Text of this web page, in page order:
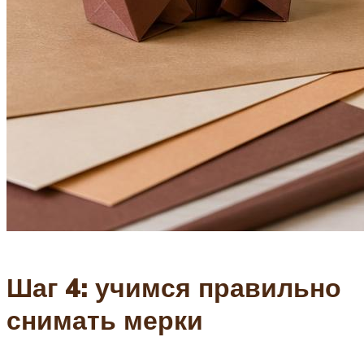
Шаг 4: учимся правильно
снимать мерки